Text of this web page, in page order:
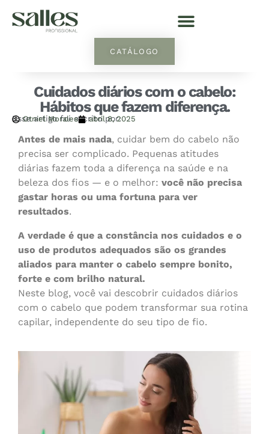
CATÁLOGO
Cuidados diários com o cabelo:
Hábitos que fazem diferença.
Esse artigo foi escrito por:
Otniel Morales abril 8, 2025
Antes de mais nada, cuidar bem do cabelo não
precisa ser complicado. Pequenas atitudes
diárias fazem toda a diferença na saúde e na
beleza dos fios — e o melhor: você não precisa
gastar horas ou uma fortuna para ver
resultados.
A verdade é que a constância nos cuidados e o
uso de produtos adequados são os grandes
aliados para manter o cabelo sempre bonito,
forte e com brilho natural.
Neste blog, você vai descobrir cuidados diários
com o cabelo que podem transformar sua rotina
capilar, independente do seu tipo de fio.